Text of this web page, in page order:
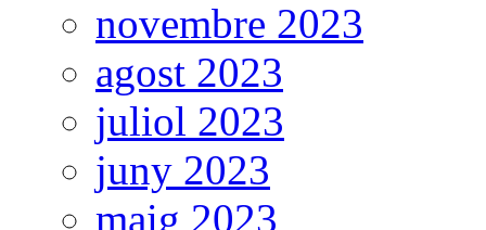
novembre 2023
agost 2023
juliol 2023
juny 2023
maig 2023